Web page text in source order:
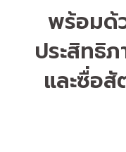
พร้อมด้
ประสิทธิ
และซื่อ